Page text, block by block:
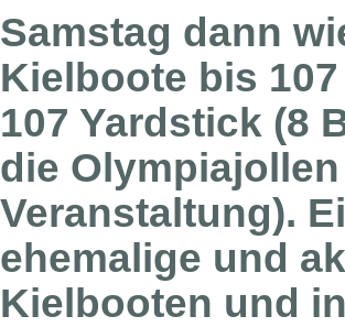
Samstag dann
Kielboote bis
107 Yardstick (8
die
Veranstaltung).
ehemalige und
Kielbooten und